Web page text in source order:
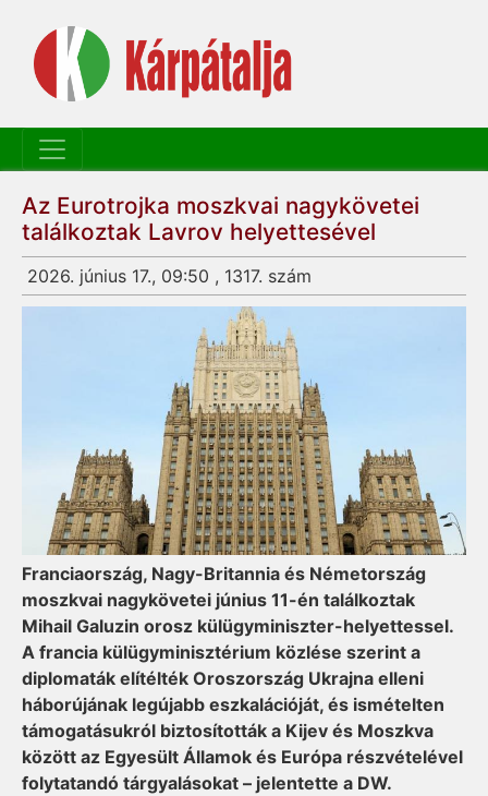
Az Eurotrojka moszkvai nagykövetei
találkoztak Lavrov helyettesével
2026. június 17., 09:50 , 1317. szám
Franciaország, Nagy-Britannia és Németország
moszkvai nagykövetei június 11-én találkoztak
Mihail Galuzin orosz külügyminiszter-helyettessel.
A francia külügyminisztérium közlése szerint a
diplomaták elítélték Oroszország Ukrajna elleni
háborújának legújabb eszkalációját, és ismételten
támogatásukról biztosították a Kijev és Moszkva
között az Egyesült Államok és Európa részvételével
folytatandó tárgyalásokat – jelentette a DW.